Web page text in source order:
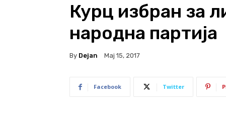
Курц избран за
народна партија
By Dejan Мај 15, 2017
Facebook Twitter